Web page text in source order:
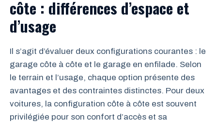
côte : différences d’espace et
d’usage
Il s’agit d’évaluer deux configurations courantes : le
garage côte à côte et le garage en enfilade. Selon
le terrain et l’usage, chaque option présente des
avantages et des contraintes distinctes. Pour deux
voitures, la configuration côte à côte est souvent
privilégiée pour son confort d’accès et sa